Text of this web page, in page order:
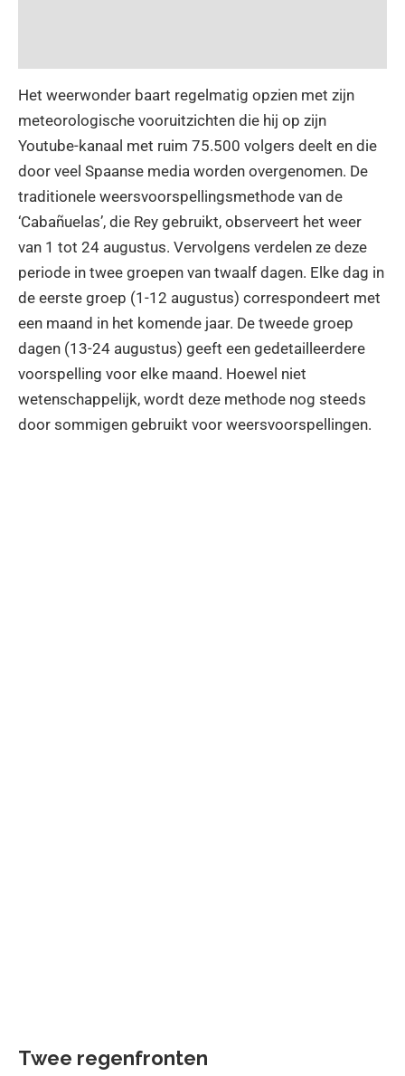
Het weerwonder baart regelmatig opzien met zijn
meteorologische vooruitzichten die hij op zijn
Youtube-kanaal met ruim 75.500 volgers deelt en die
door veel Spaanse media worden overgenomen. De
traditionele weersvoorspellingsmethode van de
‘Cabañuelas’, die Rey gebruikt, observeert het weer
van 1 tot 24 augustus. Vervolgens verdelen ze deze
periode in twee groepen van twaalf dagen. Elke dag in
de eerste groep (1-12 augustus) correspondeert met
een maand in het komende jaar. De tweede groep
dagen (13-24 augustus) geeft een gedetailleerdere
voorspelling voor elke maand. Hoewel niet
wetenschappelijk, wordt deze methode nog steeds
door sommigen gebruikt voor weersvoorspellingen.
Twee regenfronten